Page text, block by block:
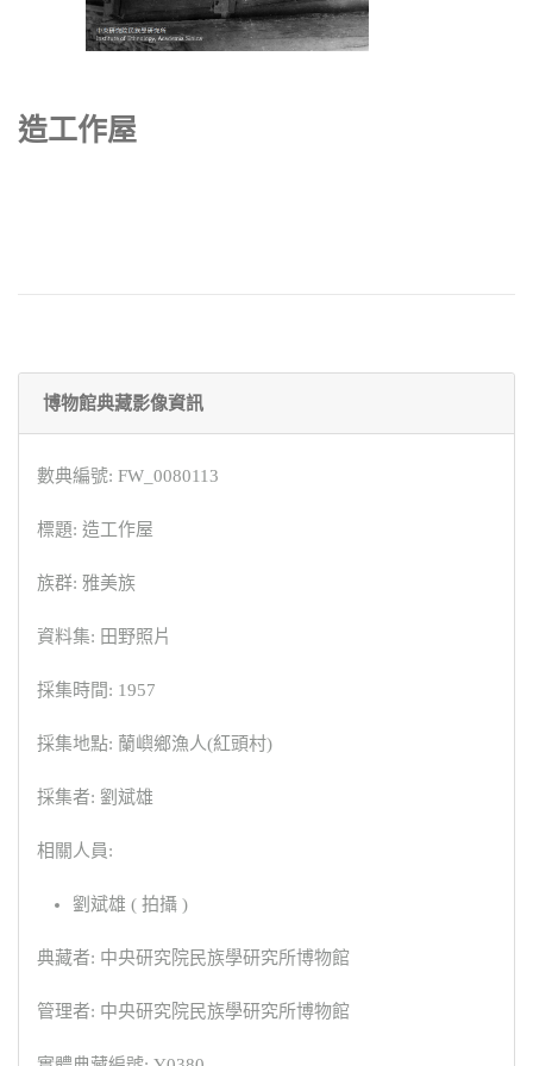
造工作屋
博物館典藏影像資訊
數典編號: FW_0080113
標題: 造工作屋
族群: 雅美族
資料集: 田野照片
採集時間: 1957
採集地點: 蘭嶼鄉漁人(紅頭村)
採集者: 劉斌雄
相關人員:
劉斌雄 ( 拍攝 )
典藏者: 中央研究院民族學研究所博物館
管理者: 中央研究院民族學研究所博物館